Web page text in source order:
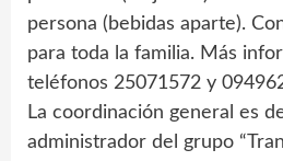
persona (bebidas aparte).
para toda la familia. Más
teléfonos 25071572 y
La coordinación general es
administrador del grupo